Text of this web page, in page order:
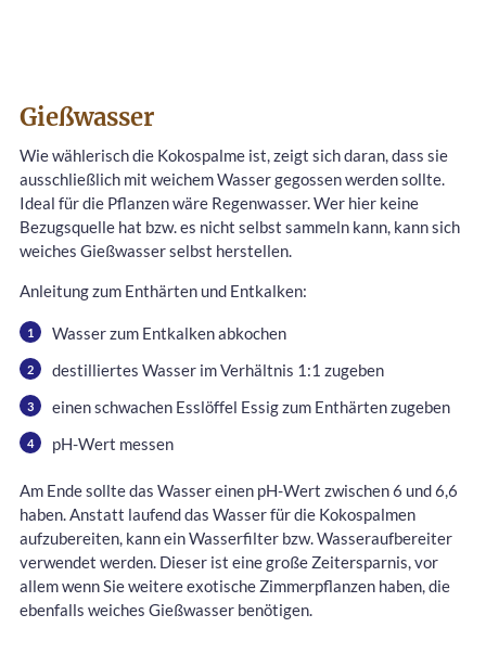
Gießwasser
Wie wählerisch die Kokospalme ist, zeigt sich daran, dass sie
ausschließlich mit weichem Wasser gegossen werden sollte.
Ideal für die Pflanzen wäre Regenwasser. Wer hier keine
Bezugsquelle hat bzw. es nicht selbst sammeln kann, kann sich
weiches Gießwasser selbst herstellen.
Anleitung zum Enthärten und Entkalken:
Wasser zum Entkalken abkochen
destilliertes Wasser im Verhältnis 1:1 zugeben
einen schwachen Esslöffel Essig zum Enthärten zugeben
pH-Wert messen
Am Ende sollte das Wasser einen pH-Wert zwischen 6 und 6,6
haben. Anstatt laufend das Wasser für die Kokospalmen
aufzubereiten, kann ein Wasserfilter bzw. Wasseraufbereiter
verwendet werden. Dieser ist eine große Zeitersparnis, vor
allem wenn Sie weitere exotische Zimmerpflanzen haben, die
ebenfalls weiches Gießwasser benötigen.